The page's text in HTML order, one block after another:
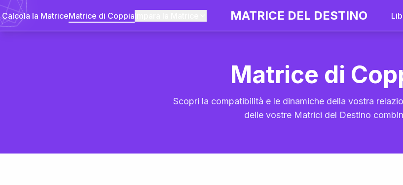
Calcola la MatriceMatrice di Coppia MATRICE DEL DESTINO
Matrice di
Scopri la compatibilità e le dinamiche della vostra
delle vostre Matrici del Destino